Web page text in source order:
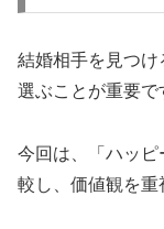
結婚相手を見つ
選ぶことが重要で
今回は、「ハッ
較し、価値観を重